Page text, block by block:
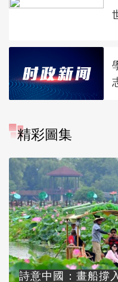
精彩圖集
詩意中國：畫船撐